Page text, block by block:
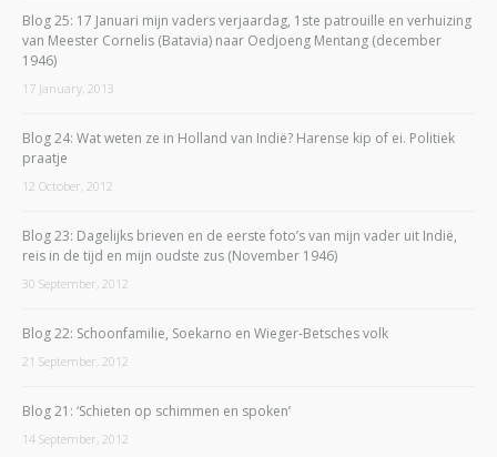
Blog 25: 17 Januari mijn vaders verjaardag, 1ste patrouille en verhuizing
van Meester Cornelis (Batavia) naar Oedjoeng Mentang (december
1946)
17 January, 2013
Blog 24: Wat weten ze in Holland van Indië? Harense kip of ei. Politiek
praatje
12 October, 2012
Blog 23: Dagelijks brieven en de eerste foto’s van mijn vader uit Indië,
reis in de tijd en mijn oudste zus (November 1946)
30 September, 2012
Blog 22: Schoonfamilie, Soekarno en Wieger-Betsches volk
21 September, 2012
Blog 21: ‘Schieten op schimmen en spoken’
14 September, 2012